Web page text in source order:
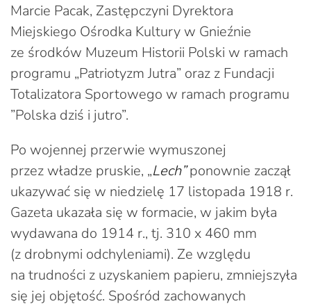
Marcie Pacak, Zastępczyni Dyrektora
Miejskiego Ośrodka Kultury w Gnieźnie
ze środków Muzeum Historii Polski w ramach
programu „Patriotyzm Jutra” oraz z Fundacji
Totalizatora Sportowego w ramach programu
”Polska dziś i jutro”.
Po wojennej przerwie wymuszonej
przez władze pruskie, „Lech”ponownie zaczął
ukazywać się w niedzielę 17 listopada 1918 r.
Gazeta ukazała się w formacie, w jakim była
wydawana do 1914 r., tj. 310 x 460 mm
(z drobnymi odchyleniami). Ze względu
na trudności z uzyskaniem papieru, zmniejszyła
się jej objętość. Spośród zachowanych